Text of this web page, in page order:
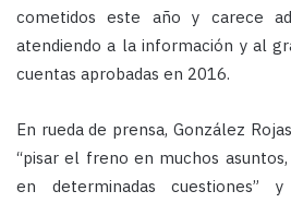
cometidos este año y carece
atendiendo a la información y al
cuentas aprobadas en 2016.
En rueda de prensa, González
“pisar el freno en muchos
en determinadas cuestiones”